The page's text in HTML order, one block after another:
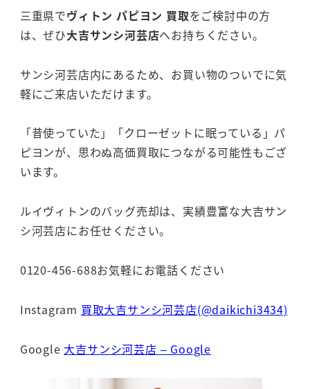
三重県でヴィトン パピヨン 買取をご検討中の方
は、ぜひ大吉サンシ河芸店へお持ちください。
サンシ河芸店内にあるため、お買い物のついでに気
軽にご来店いただけます。
「昔使っていた」「クローゼットに眠っている」パ
ピヨンが、思わぬ高価買取につながる可能性もござ
います。
ルイヴィトンのバッグ売却は、実績豊富な大吉サン
シ河芸店にお任せください。
0120-456-688お気軽にお電話ください
Instagram 買取大吉サンシ河芸店(@daikichi3434)
Google 大吉サンシ河芸店 – Google